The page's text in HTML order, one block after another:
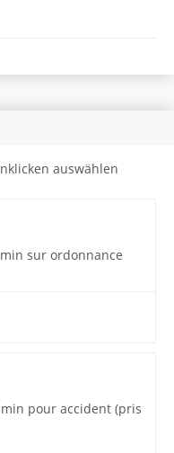
auswählen
sur ordonnance
pour accident (pris